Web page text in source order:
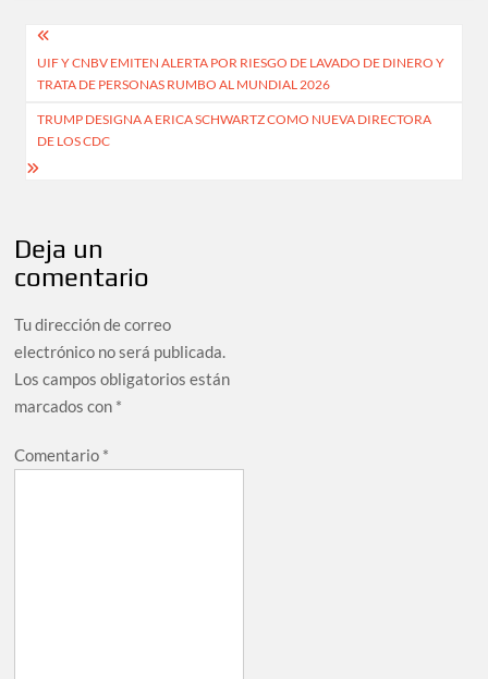
Navegación
de
entradas
UIF Y CNBV EMITEN ALERTA POR RIESGO DE LAVADO DE DINERO Y
TRATA DE PERSONAS RUMBO AL MUNDIAL 2026
TRUMP DESIGNA A ERICA SCHWARTZ COMO NUEVA DIRECTORA
DE LOS CDC
Deja un
comentario
Tu dirección de correo
electrónico no será publicada.
Los campos obligatorios están
marcados con *
Comentario *